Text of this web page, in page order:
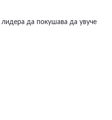
лидера да покушава да увуче